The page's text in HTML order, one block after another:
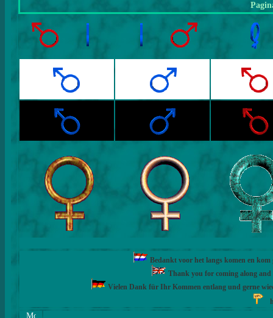
Bedankt voor het langs komen en
Thank you for coming along and
Vielen Dank für Ihr Kommen entlang und gerne